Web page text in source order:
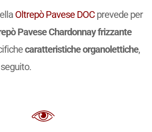
Oltrepò Pavese DOCprevede per
Pavese Chardonnay frizzante
caratteristiche organolettiche,